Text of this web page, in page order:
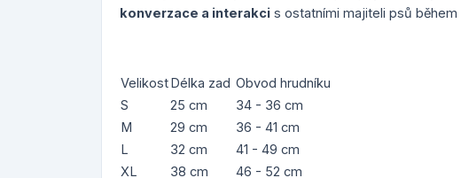
konverzace a interakci s ostatními majiteli psů během
VelikostDélka zad Obvod hrudníku
S
25 cm
34 - 36 cm
M
29 cm
36 - 41 cm
L
32 cm
41 - 49 cm
XL
38 cm
46 - 52 cm